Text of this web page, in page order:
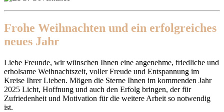
Frohe Weihnachten und ein erfolgreiches
neues Jahr
Liebe Freunde, wir wünschen Ihnen eine angenehme, friedliche und
erholsame Weihnachtszeit, voller Freude und Entspannung im
Kreise Ihrer Lieben. Mögen die Sterne Ihnen im kommenden Jahr
2025 Licht, Hoffnung und auch den Erfolg bringen, der für
Zufriedenheit und Motivation für die weitere Arbeit so notwendig
ist.